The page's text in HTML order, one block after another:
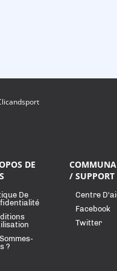
DE
De
?
/ SUPPORT
Centre
Facebook
Twitter